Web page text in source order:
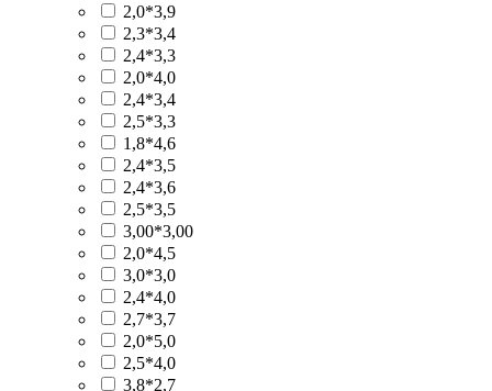
2,0*3,9
2,3*3,4
2,4*3,3
2,0*4,0
2,4*3,4
2,5*3,3
1,8*4,6
2,4*3,5
2,4*3,6
2,5*3,5
3,00*3,00
2,0*4,5
3,0*3,0
2,4*4,0
2,7*3,7
2,0*5,0
2,5*4,0
3,8*2,7